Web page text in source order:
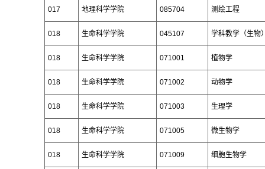
017 地理科学学院 085704 测绘工程
018 生命科学学院 045107 学科教学（生物
018 生命科学学院 071001 植物学
018 生命科学学院 071002 动物学
018 生命科学学院 071003 生理学
018 生命科学学院 071005 微生物学
018 生命科学学院 071009 细胞生物学